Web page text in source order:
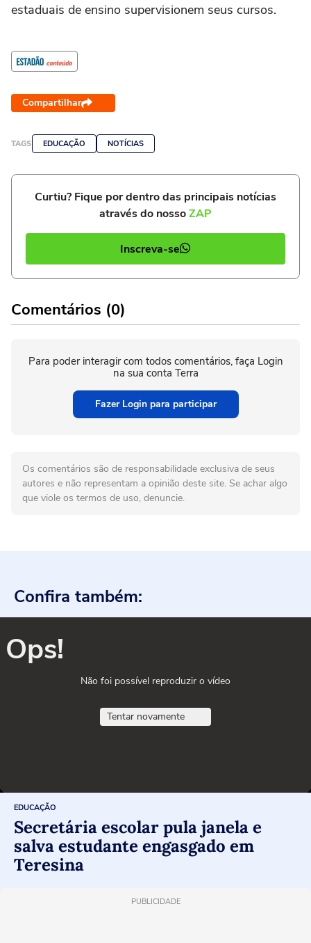
estaduais de ensino supervisionem seus cursos.
Compartilhar
TAGS EDUCAÇÃO NOTÍCIAS
Curtiu? Fique por dentro das principais notícias
através do nossoZAP
Inscreva-se
Comentários (0)
Para poder interagir com todos comentários, faça Login
na sua conta Terra
Fazer Login para participar
Os comentários são de responsabilidade exclusiva de seus
autores e não representam a opinião deste site. Se achar algo
que viole os termos de uso, denuncie.
Confira também:
Ops!
Não foi possível reproduzir o vídeo
Tentar novamente
EDUCAÇÃO
Secretária escolar pula janela e
salva estudante engasgado em
Teresina
PUBLICIDADE